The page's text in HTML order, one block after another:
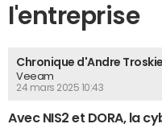
l'entreprise
Chronique d'Andre Troskie
Veeam
24 mars 2025 10:43
Avec NIS2 et DORA, la